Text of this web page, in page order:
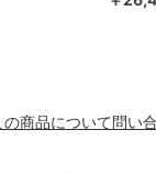
の商品について問い